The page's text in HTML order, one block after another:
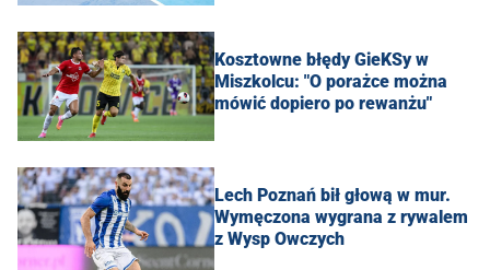
Kosztowne błędy GieKSy w
Miszkolcu: "O porażce można
mówić dopiero po rewanżu"
Lech Poznań bił głową w mur.
Wymęczona wygrana z rywalem
z Wysp Owczych